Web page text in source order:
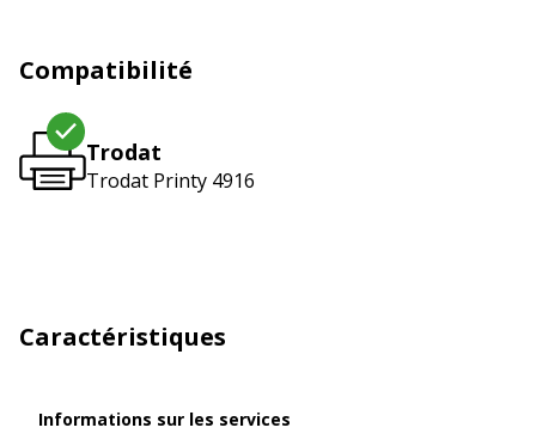
Compatibilité
Trodat
Trodat Printy 4916
Caractéristiques
Informations sur les services